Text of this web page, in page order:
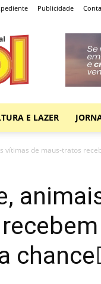
Publicidade
E LAZER
vítimas de maus-tratos